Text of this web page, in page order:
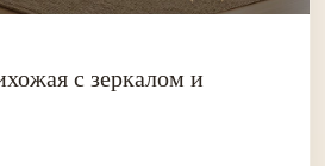
с зеркалом и